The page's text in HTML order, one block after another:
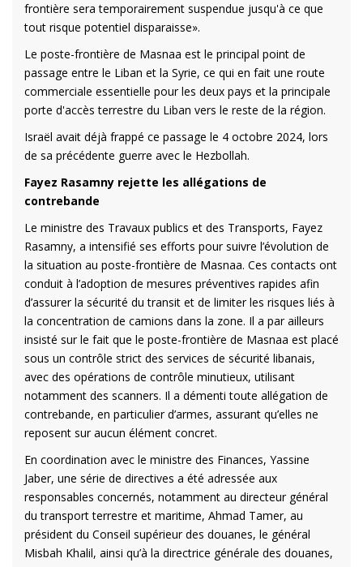
frontière sera temporairement suspendue jusqu'à ce que
tout risque potentiel disparaisse».
Le poste-frontière de Masnaa est le principal point de
passage entre le Liban et la Syrie, ce qui en fait une route
commerciale essentielle pour les deux pays et la principale
porte d'accès terrestre du Liban vers le reste de la région.
Israël avait déjà frappé ce passage le 4 octobre 2024, lors
de sa précédente guerre avec le Hezbollah.
Fayez Rasamny rejette les allégations de
contrebande
Le ministre des Travaux publics et des Transports, Fayez
Rasamny, a intensifié ses efforts pour suivre l’évolution de
la situation au poste-frontière de Masnaa. Ces contacts ont
conduit à l’adoption de mesures préventives rapides afin
d’assurer la sécurité du transit et de limiter les risques liés à
la concentration de camions dans la zone. Il a par ailleurs
insisté sur le fait que le poste-frontière de Masnaa est placé
sous un contrôle strict des services de sécurité libanais,
avec des opérations de contrôle minutieux, utilisant
notamment des scanners. Il a démenti toute allégation de
contrebande, en particulier d’armes, assurant qu’elles ne
reposent sur aucun élément concret.
En coordination avec le ministre des Finances, Yassine
Jaber, une série de directives a été adressée aux
responsables concernés, notamment au directeur général
du transport terrestre et maritime, Ahmad Tamer, au
président du Conseil supérieur des douanes, le général
Misbah Khalil, ainsi qu’à la directrice générale des douanes,